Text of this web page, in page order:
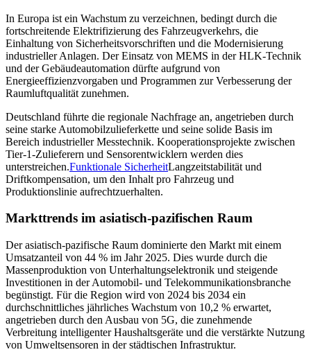
In Europa ist ein Wachstum zu verzeichnen, bedingt durch die
fortschreitende Elektrifizierung des Fahrzeugverkehrs, die
Einhaltung von Sicherheitsvorschriften und die Modernisierung
industrieller Anlagen. Der Einsatz von MEMS in der HLK-Technik
und der Gebäudeautomation dürfte aufgrund von
Energieeffizienzvorgaben und Programmen zur Verbesserung der
Raumluftqualität zunehmen.
Deutschland führte die regionale Nachfrage an, angetrieben durch
seine starke Automobilzulieferkette und seine solide Basis im
Bereich industrieller Messtechnik. Kooperationsprojekte zwischen
Tier-1-Zulieferern und Sensorentwicklern werden dies
unterstreichen.Funktionale SicherheitLangzeitstabilität und
Driftkompensation, um den Inhalt pro Fahrzeug und
Produktionslinie aufrechtzuerhalten.
Markttrends im asiatisch-pazifischen Raum
Der asiatisch-pazifische Raum dominierte den Markt mit einem
Umsatzanteil von 44 % im Jahr 2025. Dies wurde durch die
Massenproduktion von Unterhaltungselektronik und steigende
Investitionen in der Automobil- und Telekommunikationsbranche
begünstigt. Für die Region wird von 2024 bis 2034 ein
durchschnittliches jährliches Wachstum von 10,2 % erwartet,
angetrieben durch den Ausbau von 5G, die zunehmende
Verbreitung intelligenter Haushaltsgeräte und die verstärkte Nutzung
von Umweltsensoren in der städtischen Infrastruktur.